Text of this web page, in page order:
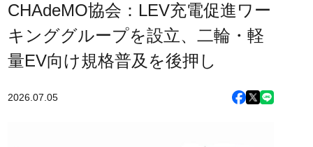
CHAdeMO協会：LEV充電促進ワー
キンググループを設立、二輪・軽
量EV向け規格普及を後押し
2026.07.05